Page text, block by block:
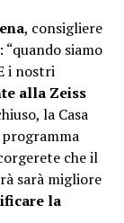
, consigliere
siamo
i nostri
alla Zeiss
la Casa
che il
sarà migliore
la